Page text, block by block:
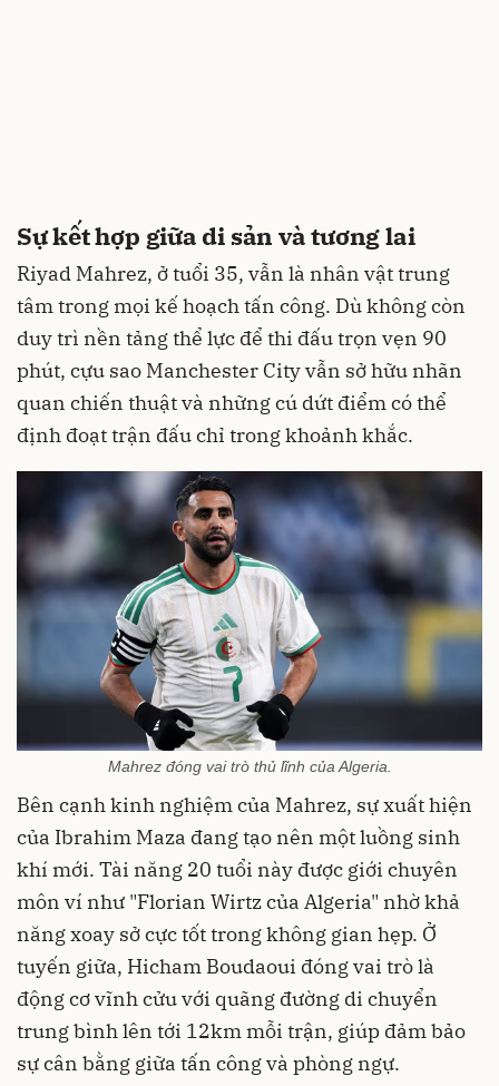
Sự kết hợp giữa di sản và tương lai
Riyad Mahrez, ở tuổi 35, vẫn là nhân vật trung
tâm trong mọi kế hoạch tấn công. Dù không còn
duy trì nền tảng thể lực để thi đấu trọn vẹn 90
phút, cựu sao Manchester City vẫn sở hữu nhãn
quan chiến thuật và những cú dứt điểm có thể
định đoạt trận đấu chỉ trong khoảnh khắc.
Mahrez đóng vai trò thủ lĩnh của Algeria.
Bên cạnh kinh nghiệm của Mahrez, sự xuất hiện
của Ibrahim Maza đang tạo nên một luồng sinh
khí mới. Tài năng 20 tuổi này được giới chuyên
môn ví như "Florian Wirtz của Algeria" nhờ khả
năng xoay sở cực tốt trong không gian hẹp. Ở
tuyến giữa, Hicham Boudaoui đóng vai trò là
động cơ vĩnh cửu với quãng đường di chuyển
trung bình lên tới 12km mỗi trận, giúp đảm bảo
sự cân bằng giữa tấn công và phòng ngự.